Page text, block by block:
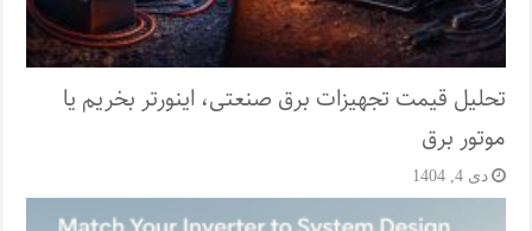
تحلیل قیمت تجهیزات برق صنعتی، اینورتر بخریم یا
موتور برق
دی 4, 1404